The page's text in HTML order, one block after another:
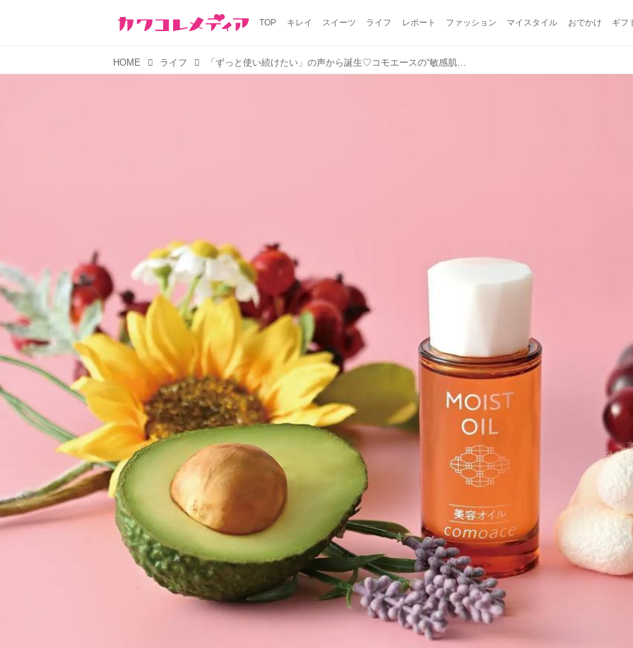
TOP キレイ スイーツ ライフ レポート ファッション マイスタイル おでかけ ギフ
HOME ライフ 「ずっと使い続けたい」の声から誕生♡コモエースの“敏感肌もエイジングケアも叶える”美容オイルが定番化